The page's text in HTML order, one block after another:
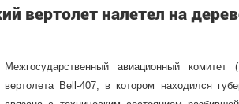
вертолет налетел на
Межгосударственный авиационный
вертолета Bell-407, в котором находился